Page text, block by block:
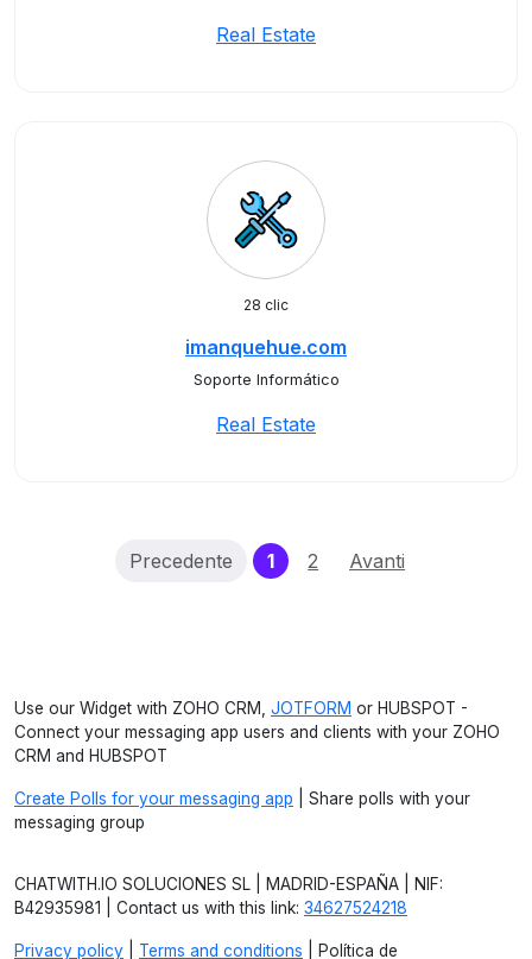
Real Estate
28 clic
imanquehue.com
Soporte Informático
Real Estate
Precedente 1(current)
2 Avanti
Use our Widget with ZOHO CRM, JOTFORM or HUBSPOT -
Connect your messaging app users and clients with your ZOHO
CRM and HUBSPOT
Create Polls for your messaging app | Share polls with your
messaging group
CHATWITH.IO SOLUCIONES SL | MADRID-ESPAÑA | NIF:
B42935981 | Contact us with this link: 34627524218
Privacy policy Terms and conditions | Política de